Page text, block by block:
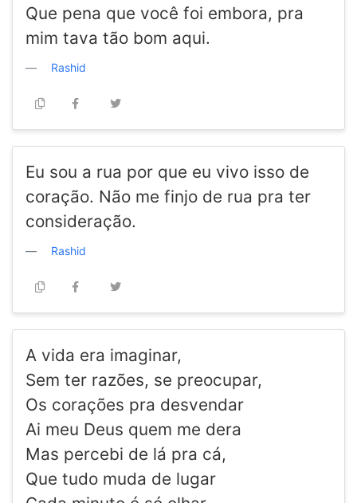
Que pena que você foi embora, pra
mim tava tão bom aqui.
Rashid
Eu sou a rua por que eu vivo isso de
coração. Não me finjo de rua pra ter
consideração.
Rashid
A vida era imaginar,
Sem ter razões, se preocupar,
Os corações pra desvendar
Ai meu Deus quem me dera
Mas percebi de lá pra cá,
Que tudo muda de lugar